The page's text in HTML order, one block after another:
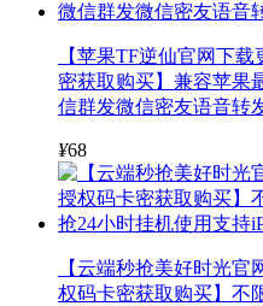
【苹果TF逆仙官网下
密获取购买】兼容苹果
信群发微信密友语音转
¥68
【云端秒抢美好时光
权码卡密获取购买】不